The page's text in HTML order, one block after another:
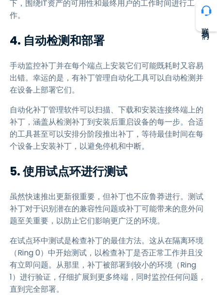
下，围绕IT资产的可用性和最终用户的工作时间进行工
作。
4. 自动检测和部署
手动监控补丁并在每个端点上安装它们可能既耗时又容易
出错。幸运的是，有补丁管理自动化工具可以自动检测并
在设备上部署它们。
自动化补丁管理软件可以扫描、下载和安装连接终端上的
补丁，涵盖从检测补丁到安装后重启设备的每一步。合适
的工具甚至可以安排分阶段推出补丁，等待最佳时间在每
个设备上安装补丁，以避免停机和中断。
5. 使用试点环进行测试
虽然快速推出更新很重要，但补丁也不应鲁莽进行。测试
补丁对于识别潜在的兼容性问题或补丁可能带来的意外问
题至关重要，以防止它们影响更广泛的环境。
在试点环中测试是检查补丁的最佳方法。这从在隔离环境
（Ring 0）中开始测试，以检查补丁是否正常工作并且没
有立即问题。从那里，补丁被部署到较小的环境（Ring
1）进行验证，仔细扩展到更多终端，同时监控任何问题，
直到完全部署。